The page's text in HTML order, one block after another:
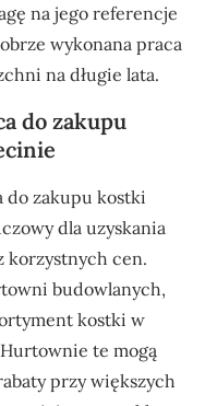
na jego referencje
wykonana praca
na długie lata.
do zakupu
do zakupu kostki
dla uzyskania
korzystnych cen.
budowlanych,
kostki w
te mogą
przy większych